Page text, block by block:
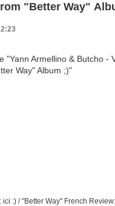
"Better Way"
:) / "Better Way" French